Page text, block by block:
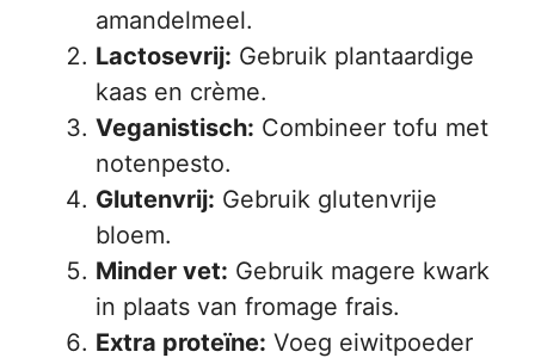
amandelmeel.
Lactosevrij: Gebruik plantaardige
kaas en crème.
Veganistisch: Combineer tofu met
notenpesto.
Glutenvrij: Gebruik glutenvrije
bloem.
Minder vet: Gebruik magere kwark
in plaats van fromage frais.
Extra proteïne: Voeg eiwitpoeder